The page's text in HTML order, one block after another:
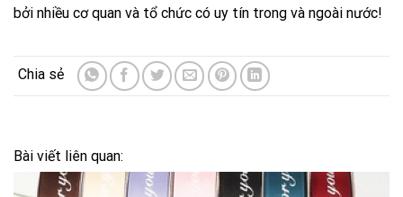
bởi nhiều cơ quan và tổ chức có uy tín trong và ngoài nước!
Bài viết liên quan: